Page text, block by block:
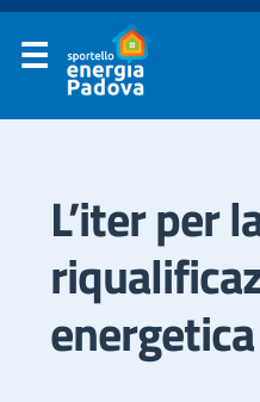
L’iter per
energetica